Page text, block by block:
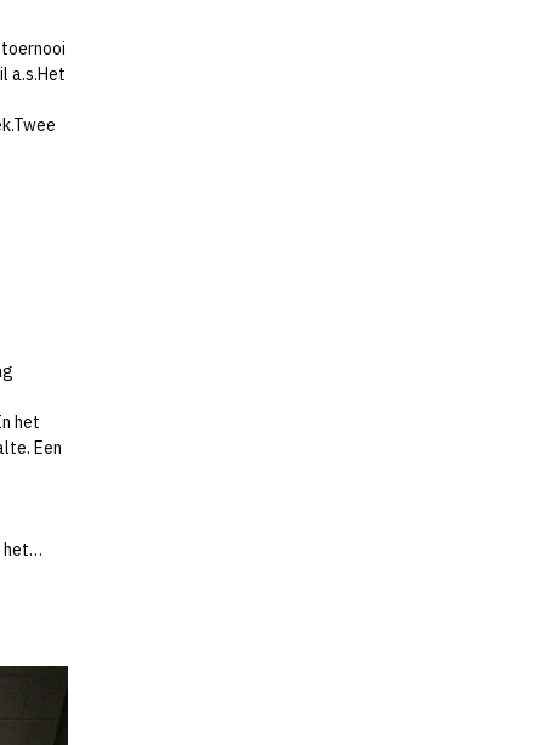
a.s.Het
het
Een
het…